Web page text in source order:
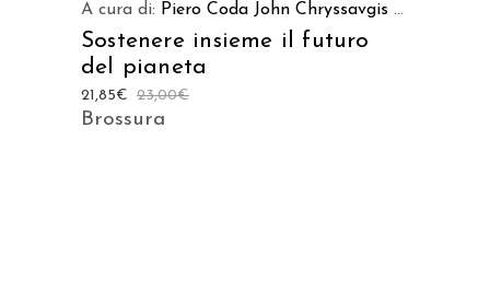
A cura di: Piero Coda John Chryssavgis ...
Sostenere insieme il futuro
del pianeta
23,00€
21,85€
Brossura